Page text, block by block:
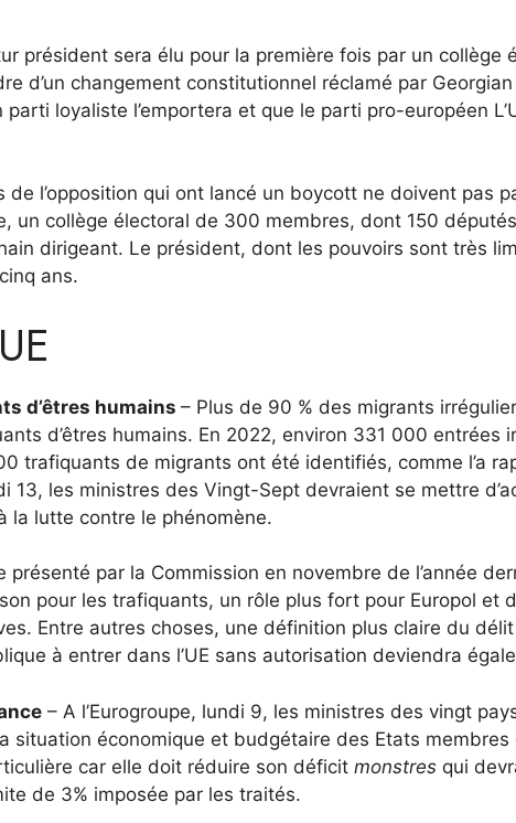
président sera élu pour la première fois par un collège
d’un changement constitutionnel réclamé par
parti loyaliste l’emportera et que le parti pro-européen
de l’opposition qui ont lancé un boycott ne doivent pas
un collège électoral de 300 membres, dont 150
dirigeant. Le président, dont les pouvoirs sont très
ans.
d’êtres humains – Plus de 90 % des migrants
d’êtres humains. En 2022, environ 331 000 entrées
trafiquants de migrants ont été identifiés, comme l’a
13, les ministres des Vingt-Sept devraient se mettre
la lutte contre le phénomène.
présenté par la Commission en novembre de l’année
pour les trafiquants, un rôle plus fort pour Europol et
Entre autres choses, une définition plus claire du
à entrer dans l’UE sans autorisation deviendra
– A l’Eurogroupe, lundi 9, les ministres des vingt
situation économique et budgétaire des Etats membres
car elle doit réduire son déficit monstres qui
de 3% imposée par les traités.